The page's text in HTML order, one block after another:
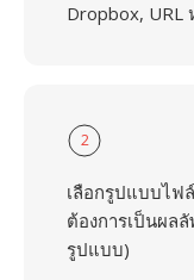
Dropbox, URL
2
เลือกรูปแบบไฟ
ต้องการเป็นผล
รูปแบบ)